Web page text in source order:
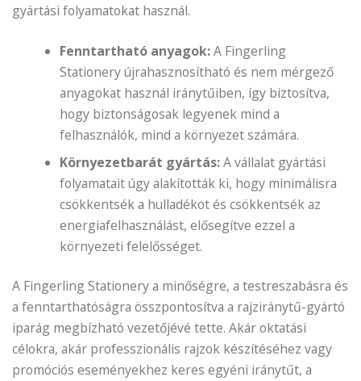
gyártási folyamatokat használ.
Fenntartható anyagok:A Fingerling
Stationery újrahasznosítható és nem mérgező
anyagokat használ iránytűiben, így biztosítva,
hogy biztonságosak legyenek mind a
felhasználók, mind a környezet számára.
Környezetbarát gyártás:A vállalat gyártási
folyamatait úgy alakították ki, hogy minimálisra
csökkentsék a hulladékot és csökkentsék az
energiafelhasználást, elősegítve ezzel a
környezeti felelősséget.
A Fingerling Stationery a minőségre, a testreszabásra és
a fenntarthatóságra összpontosítva a rajziránytű-gyártó
iparág megbízható vezetőjévé tette. Akár oktatási
célokra, akár professzionális rajzok készítéséhez vagy
promóciós eseményekhez keres egyéni iránytűt, a